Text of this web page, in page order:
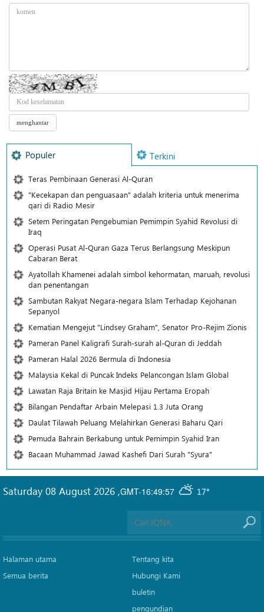
Populer Terkini
Teras Pembinaan Generasi Al-Quran
"Kecekapan dan penguasaan" adalah kriteria untuk menerima
qari di Radio Mesir
Setem Peringatan Pengebumian Pemimpin Syahid Revolusi di
Iraq
Operasi Pusat Al-Quran Gaza Terus Berlangsung Meskipun
Cabaran Berat
Ayatollah Khamenei adalah simbol kehormatan, maruah, revolusi
dan penentangan
Sambutan Rakyat Negara-negara Islam Terhadap Kejohanan
Sepanyol
Kematian Mengejut "Lindsey Graham", Senator Pro-Rejim Zionis
Pameran Panel Kaligrafi Surah-surah al-Quran di Jeddah
Pameran Halal 2026 Bermula di Indonesia
Malaysia Kekal di Puncak Indeks Pelancongan Islam Global
Lawatan Raja Britain ke Masjid Hijau Pertama Eropah
Bilangan Pendaftar Arbain Melepasi 1.3 Juta Orang
Daulat Tilawah Peluang Melahirkan Generasi Baharu Qari
Pemuda Bahrain Berkabung untuk Pemimpin Syahid Iran
Bacaan Muhammad Jawad Kashefi Dari Surah "Syura"
GMT-16:49:57 17°
Saturday 08 August 2026 ,
Halaman utama
Semua berita
Tentang kita
Hubungi Kami
buletin
pengundian